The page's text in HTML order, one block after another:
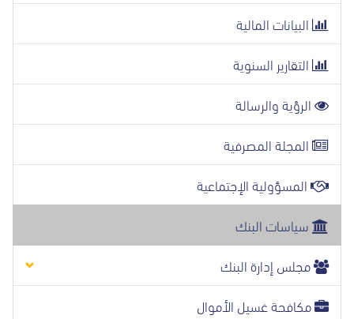
البيانات المالية
التقارير السنوية
الرؤية والرسالة
المجلة المصرفية
المسؤولية الإجتماعية
سياسات البنك
مجلس إدارة البنك
مكافحة غسيل الأموال